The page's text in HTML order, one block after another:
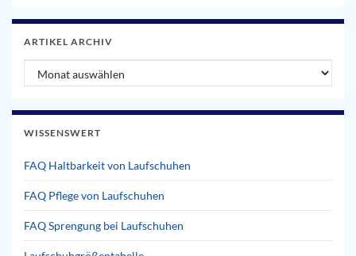
ARTIKEL ARCHIV
Artikel Archiv
WISSENSWERT
FAQ Haltbarkeit von Laufschuhen
FAQ Pflege von Laufschuhen
FAQ Sprengung bei Laufschuhen